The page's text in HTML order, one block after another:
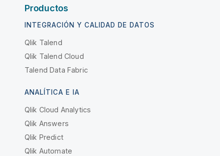
Productos
INTEGRACIÓN Y CALIDAD DE DATOS
Qlik Talend
Qlik Talend Cloud
Talend Data Fabric
ANALÍTICA E IA
Qlik Cloud Analytics
Qlik Answers
Qlik Predict
Qlik Automate